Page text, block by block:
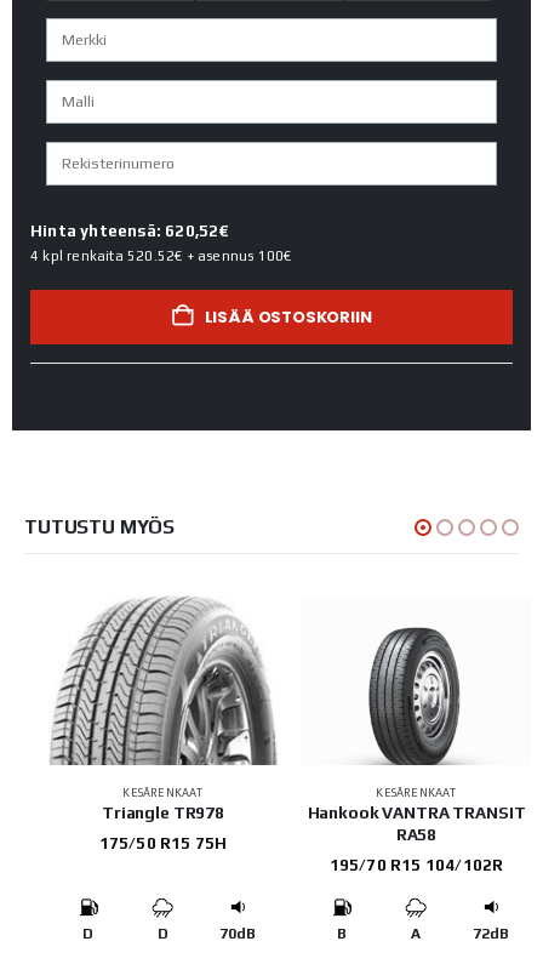
Hinta yhteensä: 620,52€
4 kpl renkaita 520.52€ + asennus 100€
LISÄÄ OSTOSKORIIN
TUTUSTU MYÖS
KESÄRENKAAT
Hankook VANTRA TRANSIT
RA58
B A 72dB
KESÄRENKAAT
Yokohama BLUEARTH-ES
ES32
195/65 R15 91H
C B 68dB